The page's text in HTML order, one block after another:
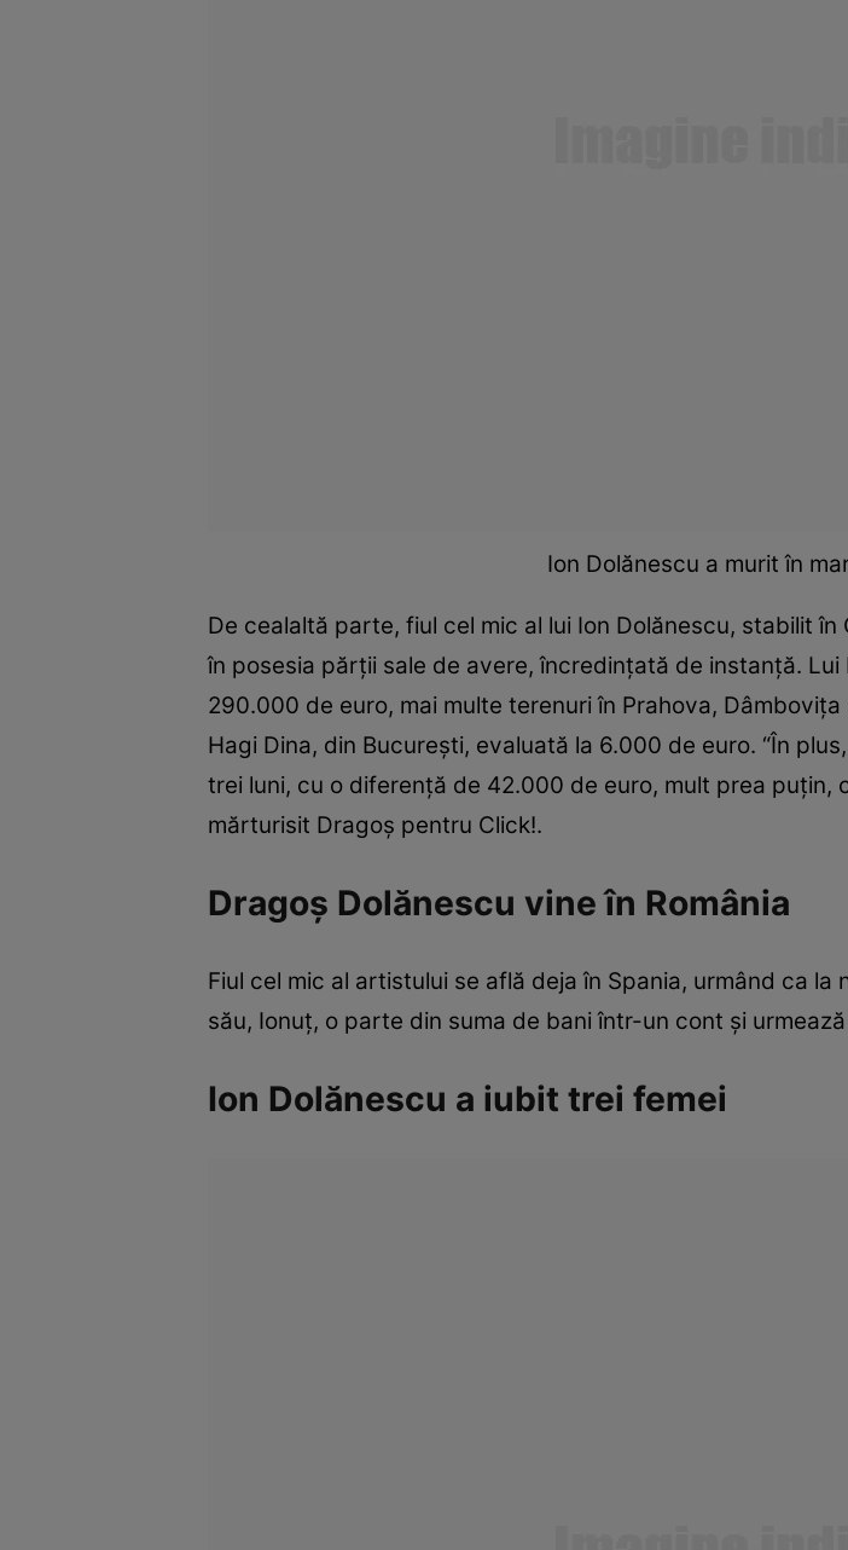
Ion Dolănescu a murit în
De cealaltă parte, fiul cel mic al lui Ion Dolănescu, stabilit
în posesia părţii sale de avere, încredinţată de instanţă.
290.000 de euro, mai multe terenuri în Prahova,
Hagi Dina, din Bucureşti, evaluată la 6.000 de euro. “În
trei luni, cu o diferenţă de 42.000 de euro, mult prea puţin,
mărturisit Dragoş pentru Click!.
Dragoș Dolănescu vine în România
Fiul cel mic al artistului se află deja în Spania, urmând ca
său, Ionuţ, o parte din suma de bani într-un cont şi
Ion Dolănescu a iubit trei femei